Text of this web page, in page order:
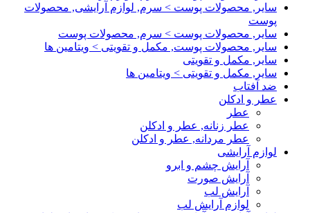
سایر, محصولات پوست > سرم, لوازم آرایشی, محصولات
پوست
سایر, محصولات پوست > سرم, محصولات پوست
سایر, محصولات پوست, مکمل و تقویتی > ویتامین ها
سایر, مکمل و تقویتی
سایر, مکمل و تقویتی > ویتامین ها
ضد آفتاب
عطر و ادکلن
عطر
عطر زنانه, عطر و ادکلن
عطر مردانه, عطر و ادکلن
لوازم آرایشی
آرایش چشم و ابرو
آرایش صورت
آرایش لب
لوازم آرایش لب